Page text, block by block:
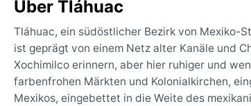
Über Tláhuac
Tláhuac, ein südöstlicher Bezirk von Mexiko-
ist geprägt von einem Netz alter Kanäle und
Xochimilco erinnern, aber hier ruhiger und
farbenfrohen Märkten und Kolonialkirchen,
Mexikos, eingebettet in die Weite des